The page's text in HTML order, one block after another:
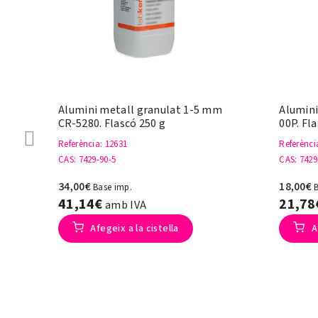
Alumini metall granulat 1-5 mm
CR-5280. Flascó 250 g
Referència: 12631
CAS: 7429-90-5
34,00€Base imp.
41,14€amb IVA
Afegeix a la cistella
00P.
CAS:
18,00€